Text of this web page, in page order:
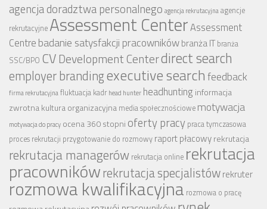
agencja doradztwa personalnego agencja rekrutacyjnaagencje
rekrutacyjne Assessment CenterAssessment
Centre badanie satysfakcji pracownikówbranża IT branża
SSC/BPO CV Development Centerdirect search
employer brandingexecutive searchfeedback
firma rekrutacyjnafluktuacja kadr head hunter headhunting informacja
zwrotnakultura organizacyjna media społecznościowe motywacja
motywacja do pracy ocena 360 stopni oferty pracy praca tymczasowa
proces rekrutacji przygotowanie do rozmowy raport płacowyrekrutacja
rekrutacja managerów rekrutacja online rekrutacja
pracownikówrekrutacja specjalistówrekruter
rozmowa kwalifikacyjna rozmowa o pracę